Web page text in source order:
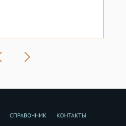
СПРАВОЧНИК КОНТАКТЫ